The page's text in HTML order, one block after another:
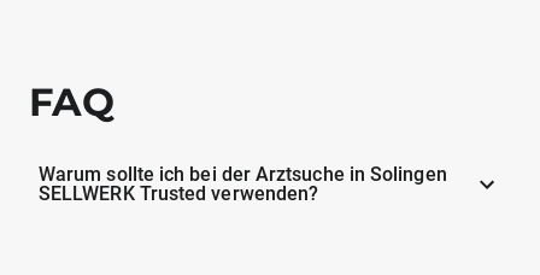
FAQ
Warum sollte ich bei der Arztsuche in Solingen
SELLWERK Trusted verwenden?